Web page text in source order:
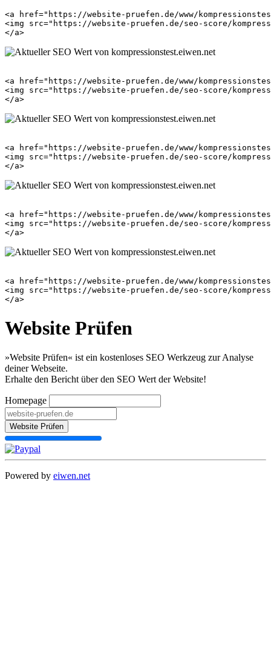
<a href="https://website-pruefen.de/www/
<img src="https://website-pruefen.de/seo-score/
<a href="https://website-pruefen.de/www/
<img src="https://website-pruefen.de/seo-score/
<a href="https://website-pruefen.de/www/
<img src="https://website-pruefen.de/seo-score/
<a href="https://website-pruefen.de/www/
<img src="https://website-pruefen.de/seo-score/
<a href="https://website-pruefen.de/www/
<img src="https://website-pruefen.de/seo-score/
Website Prüfen
»Website Prüfen« ist ein kostenloses SEO Werkzeug zur Analyse
deiner Webseite.
Erhalte den Bericht über den SEO Wert der Website!
Homepage
Website Prüfen
Powered by eiwen.net